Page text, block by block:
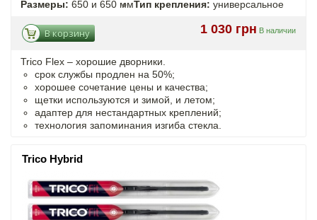
Размеры: 650 и 650 ммТип крепления: универсальное
1 030 грн В наличии
В корзину
Trico Flex – хорошие дворники.
срок службы продлен на 50%;
хорошее сочетание цены и качества;
щетки используются и зимой, и летом;
адаптер для нестандартных креплений;
технология запоминания изгиба стекла.
Trico Hybrid